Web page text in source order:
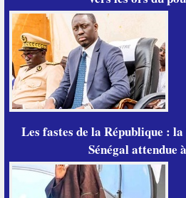
Les fastes de la République :
Sénégal attendue